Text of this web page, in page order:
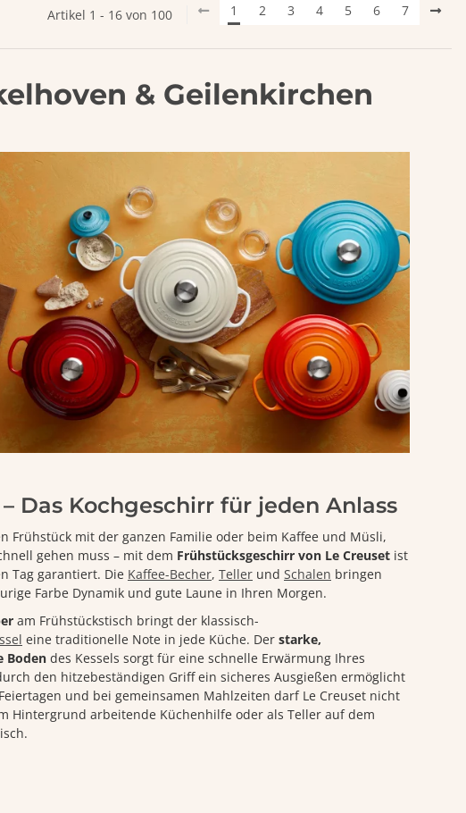
Artikel 1 - 16 von 100 1 2 3 4 5 6 7
& Geilenkirchen
Das Kochgeschirr für jeden Anlass
Frühstück mit der ganzen Familie oder beim Kaffee und Müsli,
gehen muss – mit dem Frühstücksgeschirr von Le Creuset ist
Tag garantiert. Die Kaffee-Becher, Teller und Schalen bringen
Farbe Dynamik und gute Laune in Ihren Morgen.
am Frühstückstisch bringt der klassisch-
eine traditionelle Note in jede Küche. Der starke,
Boden des Kessels sorgt für eine schnelle Erwärmung Ihres
den hitzebeständigen Griff ein sicheres Ausgießen ermöglicht
und bei gemeinsamen Mahlzeiten darf Le Creuset nicht
Hintergrund arbeitende Küchenhilfe oder als Teller auf dem